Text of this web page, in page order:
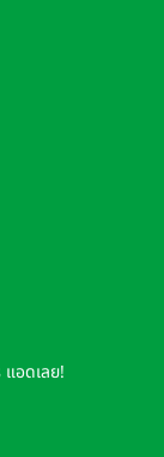
อดเลย!